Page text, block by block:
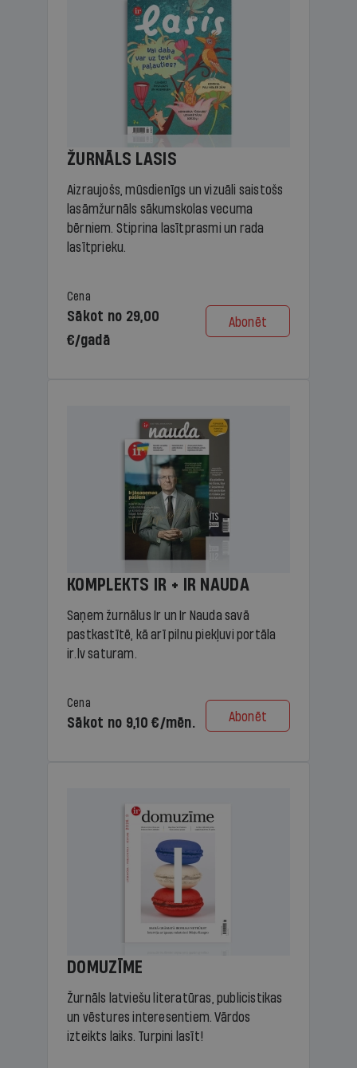
ŽURNĀLS LASIS
Aizraujošs, mūsdienīgs un vizuāli saistošs
lasāmžurnāls sākumskolas vecuma
bērniem. Stiprina lasītprasmi un rada
lasītprieku.
Cena
Sākot no 29,00
€/gadā
Abonēt
KOMPLEKTS IR + IR NAUDA
Saņem žurnālus Ir un Ir Nauda savā
pastkastītē, kā arī pilnu piekļuvi portāla
ir.lv saturam.
Cena
Sākot no 9,10 €/mēn. Abonēt
DOMUZĪME
Žurnāls latviešu literatūras, publicistikas
un vēstures interesentiem. Vārdos
izteikts laiks. Turpini lasīt!